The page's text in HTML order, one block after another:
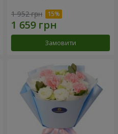
1 952 грн
Замовити